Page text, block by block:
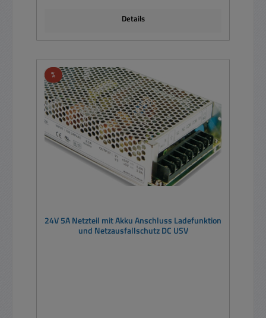
Details
%Rabatt
24V 5A Netzteil mit Akku Anschluss Ladefunktion
und Netzausfallschutz DC USV